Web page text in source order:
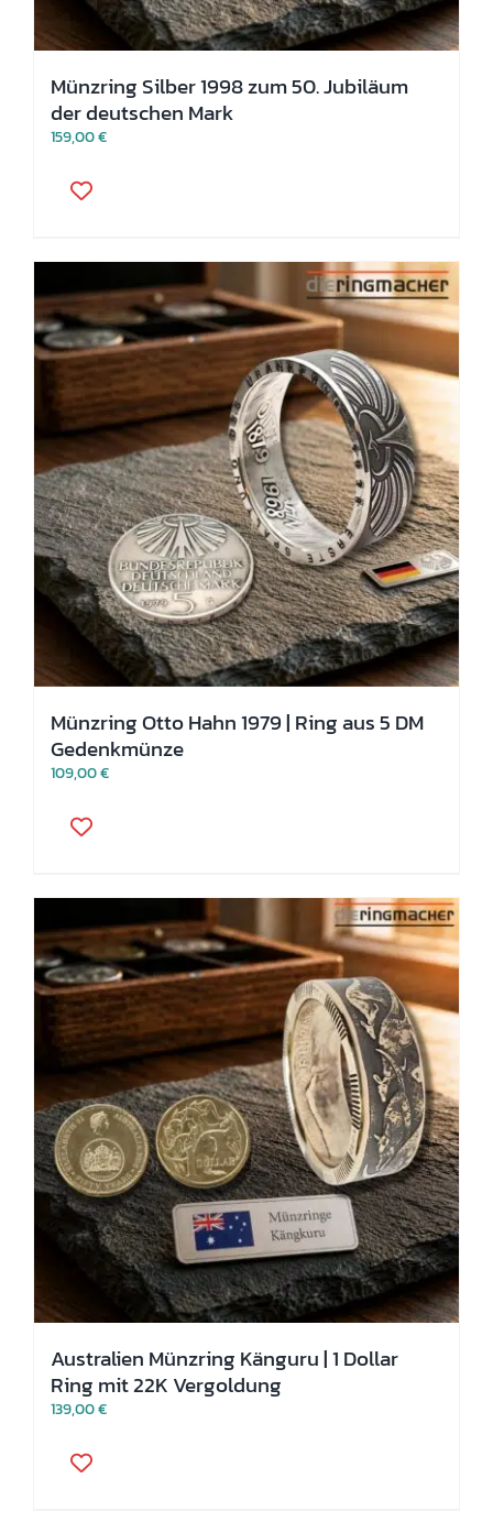
Münzring Silber 1998 zum 50. Jubiläum
der deutschen Mark
159,00€
Produkt
Die
Optionen
können
auf
Produktseite
werden
Münzring Otto Hahn 1979 | Ring aus 5 DM
Gedenkmünze
109,00€
Produkt
Die
Optionen
können
auf
der
Produktseite
gewählt
werden
Australien Münzring Känguru | 1 Dollar
Ring mit 22K Vergoldung
139,00€
Produkt